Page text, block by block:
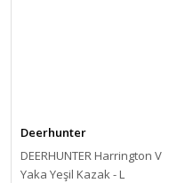
Deerhunter
DEERHUNTER Harrington V
Yaka Yeşil Kazak - L